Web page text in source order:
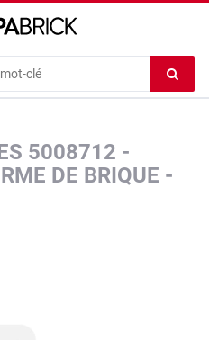
le
5008712 -
DE BRIQUE -